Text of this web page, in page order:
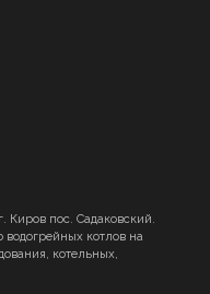
Киров пос. Садаковский.
котлов на
котельных,